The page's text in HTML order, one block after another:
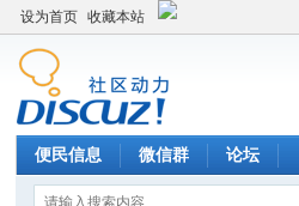
设为首页 收藏本站
便民信息 微信群 论坛